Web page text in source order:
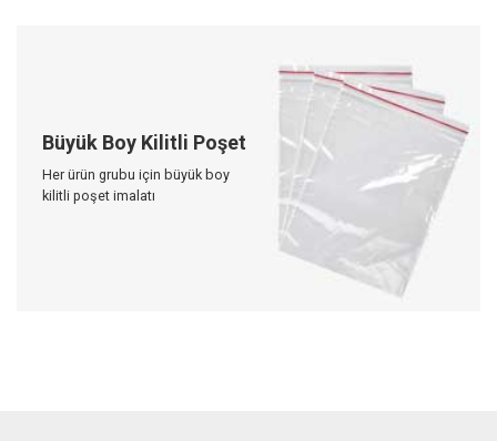
Büyük Boy Kilitli Poşet
Her ürün grubu için büyük boy
kilitli poşet imalatı